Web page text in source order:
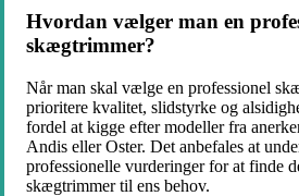
Hvordan vælger man en
skægtrimmer?
Når man skal vælge en professionel
prioritere kvalitet, slidstyrke og
fordel at kigge efter modeller fra
Andis eller Oster. Det anbefales at
professionelle vurderinger for at finde
skægtrimmer til ens behov.